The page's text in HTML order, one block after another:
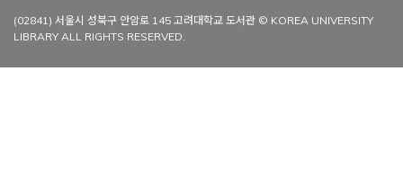
(02841) 서울시 성북구 안암로 145 고려대학교 도서관 © KOREA UNIVERSITY
LIBRARY ALL RIGHTS RESERVED.